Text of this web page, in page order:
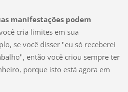
manifestações podem
cria limites em sua
se você disser "eu só receberei
então você criou sempre ter
porque isto está agora em